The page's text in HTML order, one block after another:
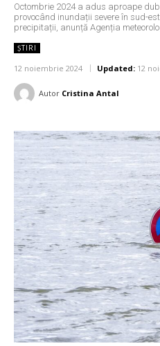
Octombrie 2024 a adus aproape
provocând inundații severe în sud-
precipitații, anunță Agenția
ȘTIRI
12 noiembrie 2024 Updated: 12
Autor Cristina Antal